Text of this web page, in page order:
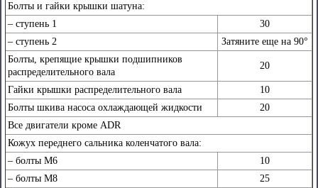
Болты и гайки крышки шатуна:
– cтупень 1
30
– cтупень 2
Затяните еще на 90°
Болты, крепящие крышки подшипников
распределительного вала
20
Гайки крышки распределительного вала
10
Болты шкива насоса охлаждающей жидкости
20
Все двигатели кроме ADR
Кожух переднего сальника коленчатого вала:
– болты М6
10
– болты М8
25